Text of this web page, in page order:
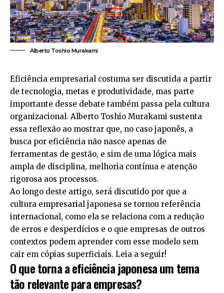
Alberto Toshio Murakami
Eficiência empresarial costuma ser discutida a partir
de tecnologia, metas e produtividade, mas parte
importante desse debate também passa pela cultura
organizacional. Alberto Toshio Murakami sustenta
essa reflexão ao mostrar que, no caso japonês, a
busca por eficiência não nasce apenas de
ferramentas de gestão, e sim de uma lógica mais
ampla de disciplina, melhoria contínua e atenção
rigorosa aos processos.
Ao longo deste artigo, será discutido por que a
cultura empresarial japonesa se tornou referência
internacional, como ela se relaciona com a redução
de erros e desperdícios e o que empresas de outros
contextos podem aprender com esse modelo sem
cair em cópias superficiais. Leia a seguir!
O que torna a eficiência japonesa um tema
tão relevante para empresas?